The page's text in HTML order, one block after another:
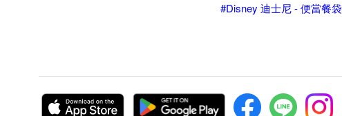
#Disney 迪士尼 - 便當餐袋